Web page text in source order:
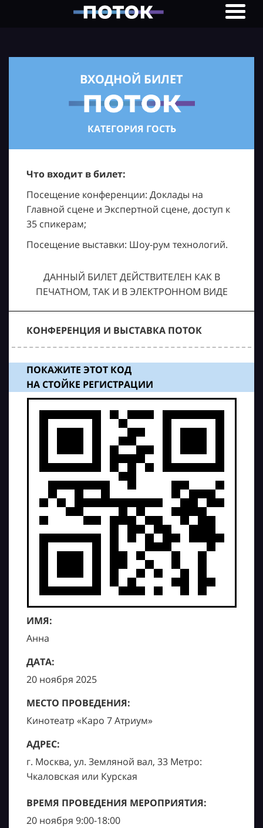
ВХОДНОЙ БИЛЕТ
КАТЕГОРИЯ ГОСТЬ
Что входит в билет:
Посещение конференции: Доклады на
Главной сцене и Экспертной сцене, доступ к
35 спикерам;
Посещение выставки: Шоу-рум технологий.
ДАННЫЙ БИЛЕТ ДЕЙСТВИТЕЛЕН КАК В
ПЕЧАТНОМ, ТАК И В ЭЛЕКТРОННОМ ВИДЕ
КОНФЕРЕНЦИЯ И ВЫСТАВКА ПОТОК
ПОКАЖИТЕ ЭТОТ КОД
НА СТОЙКЕ РЕГИСТРАЦИИ
ИМЯ:
Анна
ДАТА:
20 ноября 2025
МЕСТО ПРОВЕДЕНИЯ:
Кинотеатр «Каро 7 Атриум»
АДРЕС:
г. Москва, ул. Земляной вал, 33 Метро:
Чкаловская или Курская
ВРЕМЯ ПРОВЕДЕНИЯ МЕРОПРИЯТИЯ:
20 ноября 9:00-18:00